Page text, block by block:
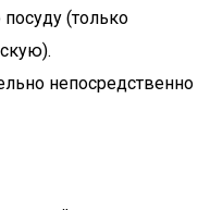
(только
непосредственно